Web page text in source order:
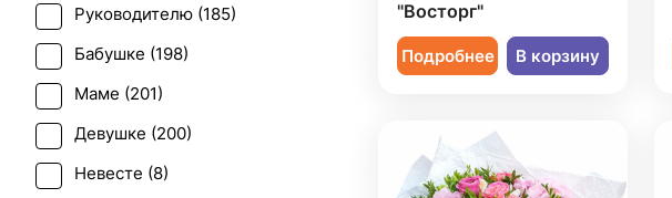
"Восторг"
Подробнее В корзину
Первое свидание (198
Последний звонок (
Рождение ребенка (
Рождество (25
Свадьба (20
Руководителю (185)
Бабушке (198)
Маме (201)
Девушке (200)
Невесте (8)